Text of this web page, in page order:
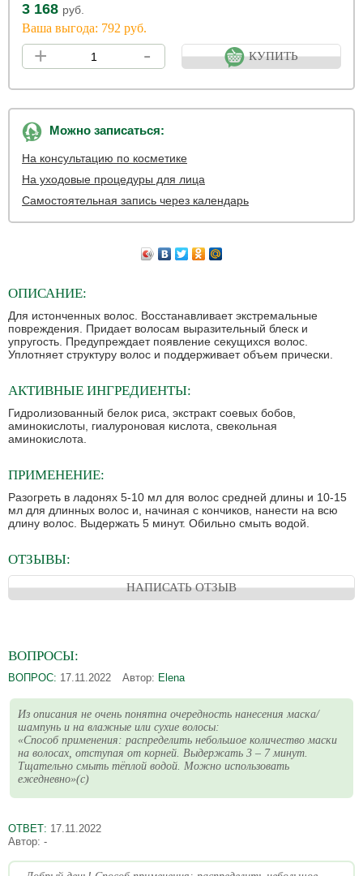
3 168 руб.
Ваша выгода: 792 руб.
+ - КУПИТЬ
Можно записаться:
На консультацию по косметике
На уходовые процедуры для лица
Самостоятельная запись через календарь
ОПИСАНИЕ:
Для истонченных волос. Восстанавливает экстремальные
повреждения. Придает волосам выразительный блеск и
упругость. Предупреждает появление секущихся волос.
Уплотняет структуру волос и поддерживает объем прически.
АКТИВНЫЕ ИНГРЕДИЕНТЫ:
Гидролизованный белок риса, экстракт соевых бобов,
аминокислоты, гиалуроновая кислота, свекольная
аминокислота.
ПРИМЕНЕНИЕ:
Разогреть в ладонях 5-10 мл для волос средней длины и 10-15
мл для длинных волос и, начиная с кончиков, нанести на всю
длину волос. Выдержать 5 минут. Обильно смыть водой.
ОТЗЫВЫ:
НАПИСАТЬ ОТЗЫВ
ВОПРОСЫ:
ВОПРОС: 17.11.2022 Автор: Elena
Из описания не очень понятна очередность нанесения маска/
шампунь и на влажные или сухие волосы:
«Способ применения: распределить небольшое количество маски
на волосах, отступая от корней. Выдержать 3 – 7 минут.
Тщательно смыть тёплой водой. Можно использовать
ежедневно»(с)
ОТВЕТ: 17.11.2022
Автор: -